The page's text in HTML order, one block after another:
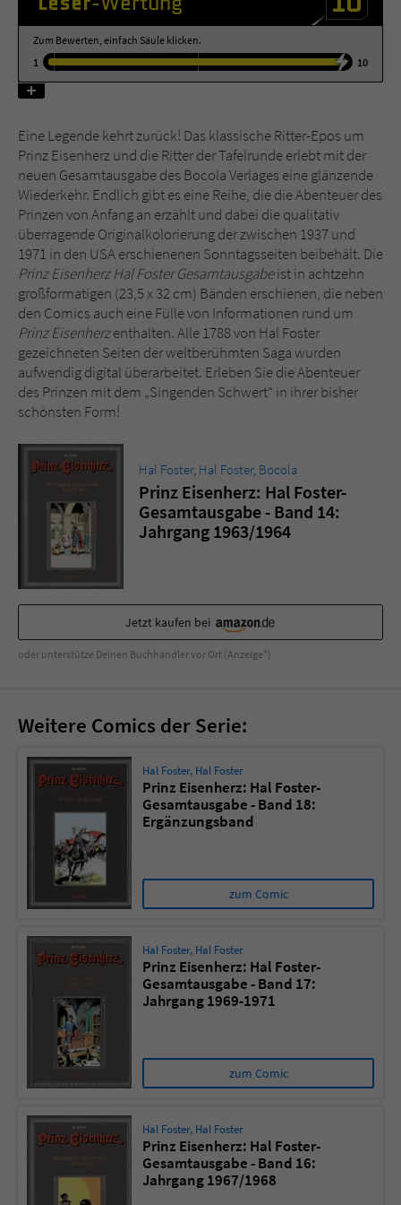
Zum Bewerten, einfach Säule klicken.
1
10
Eine Legende kehrt zurück! Das klassische Ritter-Epos um
Prinz Eisenherz und die Ritter der Tafelrunde erlebt mit der
neuen Gesamtausgabe des Bocola Verlages eine glänzende
Wiederkehr. Endlich gibt es eine Reihe, die die Abenteuer des
Prinzen von Anfang an erzählt und dabei die qualitativ
überragende Originalkolorierung der zwischen 1937 und
1971 in den USA erschienenen Sonntagsseiten beibehält. Die
Prinz Eisenherz Hal Foster Gesamtausgabeist in achtzehn
großformatigen (23,5 x 32 cm) Bänden erschienen, die neben
den Comics auch eine Fülle von Informationen rund um
Prinz Eisenherzenthalten. Alle 1788 von Hal Foster
gezeichneten Seiten der weltberühmten Saga wurden
aufwendig digital überarbeitet. Erleben Sie die Abenteuer
des Prinzen mit dem „Singenden Schwert“ in ihrer bisher
schönsten Form!
Hal Foster, Hal Foster, Bocola
Prinz Eisenherz: Hal Foster-
Gesamtausgabe - Band 14:
Jahrgang 1963/1964
Jetzt kaufen bei
oder unterstütze Deinen Buchhändler vor Ort (Anzeige*)
Weitere Comics der Serie:
Hal Foster, Hal Foster
Prinz Eisenherz: Hal Foster-
Gesamtausgabe - Band 18:
Ergänzungsband
zum Comic
Hal Foster, Hal Foster
Prinz Eisenherz: Hal Foster-
Gesamtausgabe - Band 17:
Jahrgang 1969-1971
zum Comic
Hal Foster, Hal Foster
Prinz Eisenherz: Hal Foster-
Gesamtausgabe - Band 16:
Jahrgang 1967/1968
Name tx_pwcomments_ahash
Anbieter Literatur-Couch Medien GmbH & Co. KG
Zweck Cookie für Kommentare einzelner Buchtitel
fe_typo_user
Anbieter Literatur-Couch Medien GmbH & Co. KG
Laufzeit Session
Zweck
Dieses Cookie gewährleistet die
Kommunikation der Webseite mit dem
Benutzer. Es wird benötigt um z. B. den